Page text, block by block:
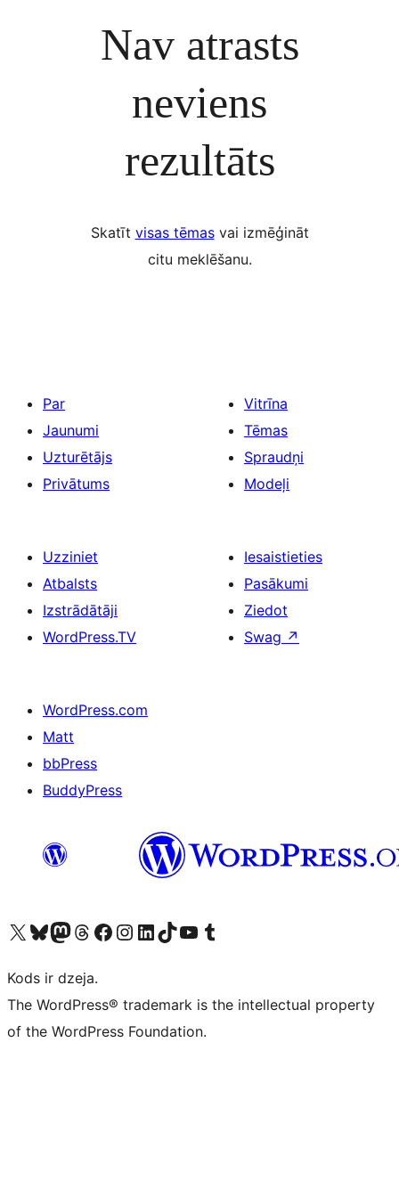
Nav atrasts
neviens
rezultāts
Skatīt visas tēmasvai izmēģināt
citu meklēšanu.
Par
Jaunumi
Uzturētājs
Privātums
Vitrīna
Tēmas
Spraudņi
Modeļi
Uzziniet
Atbalsts
Izstrādātāji
WordPress.TV
Iesaistieties
Pasākumi
Ziedot
Swag ↗
WordPress.com
Matt
bbPress
BuddyPress
Apmeklējiet mūsu X (agrāk Twitter) kontu
Apmeklējiet mūsu Bluesky kontu
Apmeklējiet mūsu Mastodon kontu
Apmeklējiet mūsu Threads kontu
Apmeklējiet mūsu Facebook lapuApmeklējiet mūsu Instagram kontu
Apmeklējiet mūsu LinkedIn kontu
Apmeklējiet mūsu TikTok kontu
Apmeklējiet mūsu YouTube kanālu
Apmeklējiet mūsu Tumblr kontu
Kods ir dzeja.
The WordPress® trademark is the intellectual property
of the WordPress Foundation.